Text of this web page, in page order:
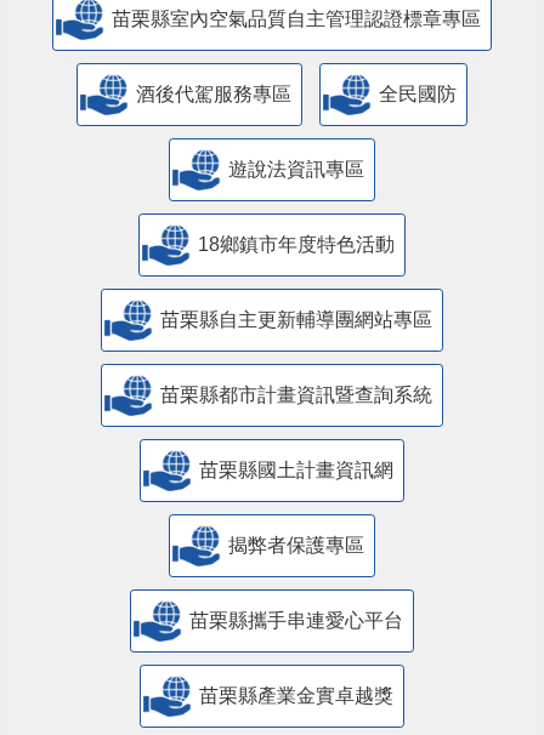
苗栗縣室內空氣品質自主管理認證標章專區
酒後代駕服務專區 全民國防
遊說法資訊專區
18鄉鎮市年度特色活動
苗栗縣自主更新輔導團網站專區
苗栗縣都市計畫資訊暨查詢系統
苗栗縣國土計畫資訊網
揭弊者保護專區
苗栗縣攜手串連愛心平台
苗栗縣產業金實卓越獎